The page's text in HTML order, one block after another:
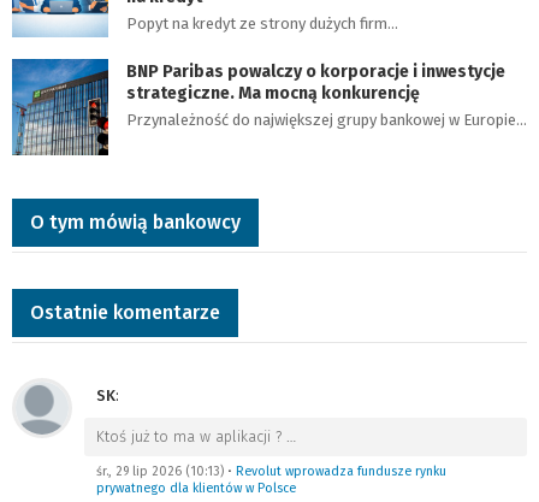
Popyt na kredyt ze strony dużych firm…
BNP Paribas powalczy o korporacje i inwestycje
strategiczne. Ma mocną konkurencję
Przynależność do największej grupy bankowej w Europie…
O tym mówią bankowcy
Ostatnie komentarze
SK:
Ktoś już to ma w aplikacji ? …
śr., 29 lip 2026 (10:13) • Revolut wprowadza fundusze rynku
prywatnego dla klientów w Polsce